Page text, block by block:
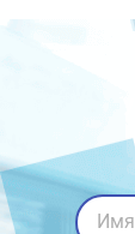
Имя